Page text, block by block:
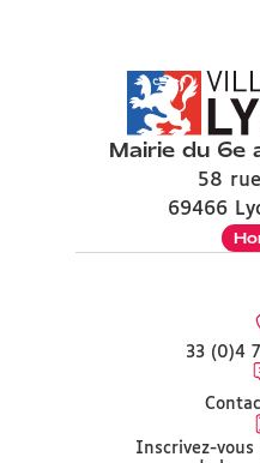
Mairie du 6e
58
69466
33 (0)4
Inscrivez-